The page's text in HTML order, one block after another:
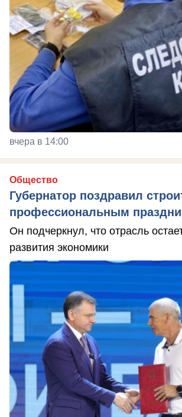
вчера в 14:00
Общество
Губернатор поздравил
профессиональным
Он подчеркнул, что отрасль
развития экономики